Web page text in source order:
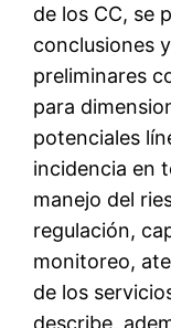
de los CC, se
conclusiones
preliminares
para
potenciales
incidencia en
manejo del
regulación,
monitoreo,
de los
describe,